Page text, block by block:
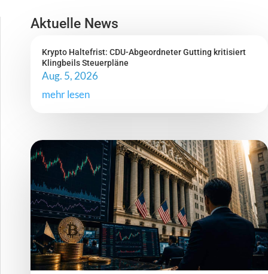
Aktuelle News
Krypto Haltefrist: CDU-Abgeordneter Gutting kritisiert
Klingbeils Steuerpläne
Aug. 5, 2026
mehr lesen